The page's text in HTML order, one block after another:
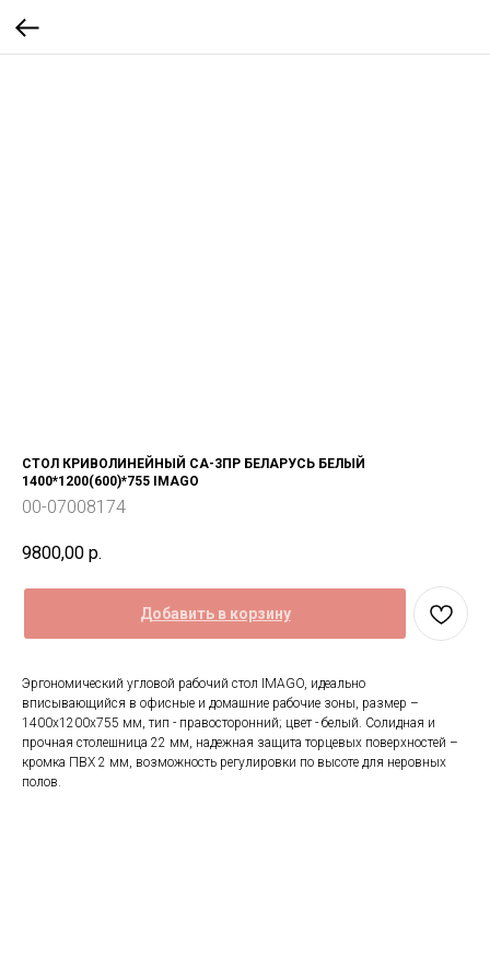
СТОЛ КРИВОЛИНЕЙНЫЙ СА-3ПР БЕЛАРУСЬ БЕЛЫЙ
1400*1200(600)*755 IMAGO
00-07008174
9800,00 р.
Добавить в корзину
Эргономический угловой рабочий стол IMAGO, идеально
вписывающийся в офисные и домашние рабочие зоны, размер –
1400x1200x755 мм, тип - правосторонний; цвет - белый. Солидная и
прочная столешница 22 мм, надежная защита торцевых поверхностей –
кромка ПВХ 2 мм, возможность регулировки по высоте для неровных
полов.